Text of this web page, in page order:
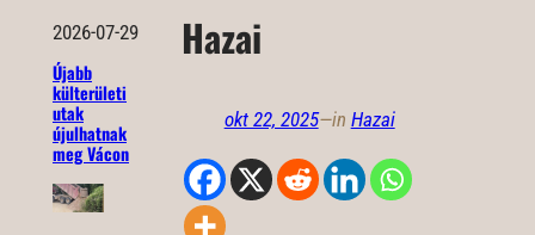
2026-07-29
Újabb
külterületi
utak
újulhatnak
meg Vácon
Hazai
okt 22, 2025—in Hazai